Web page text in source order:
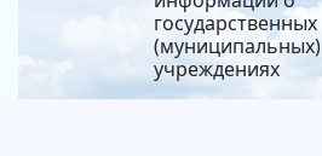
государственных
(муниципальных)
учреждениях